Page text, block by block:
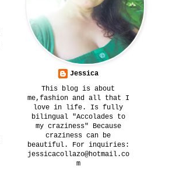
Jessica
This blog is about
me,fashion and all that I
love in life. Is fully
bilingual "Accolades to
my craziness" Because
craziness can be
beautiful. For inquiries:
jessicacollazo@hotmail.co
m